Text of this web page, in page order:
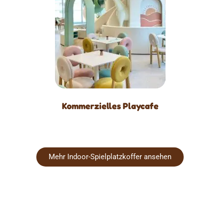
Kommerzielles Playcafe
Mehr Indoor-Spielplatzkoffer ansehen